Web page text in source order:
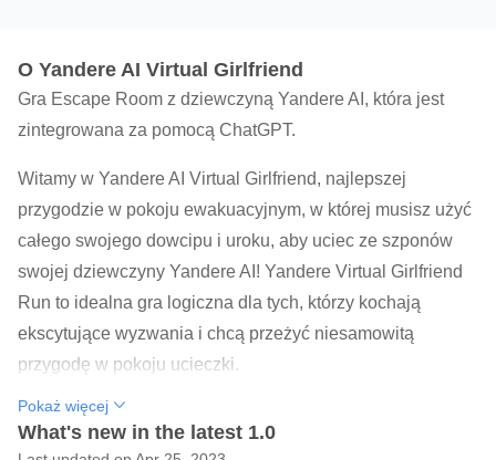
O Yandere AI Virtual Girlfriend
Gra Escape Room z dziewczyną Yandere AI, która jest
zintegrowana za pomocą ChatGPT.
Witamy w Yandere AI Virtual Girlfriend, najlepszej
przygodzie w pokoju ewakuacyjnym, w której musisz użyć
całego swojego dowcipu i uroku, aby uciec ze szponów
swojej dziewczyny Yandere AI! Yandere Virtual Girlfriend
Run to idealna gra logiczna dla tych, którzy kochają
ekscytujące wyzwania i chcą przeżyć niesamowitą
przygodę w pokoju ucieczki.
FUNKCJA
Zanurz się w naprawdę wyjątkowym doświadczeniu w
Pokaż więcej
What's new in the latest 1.0